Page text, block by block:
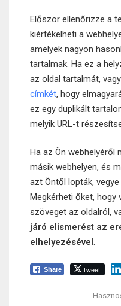
Először ellenőrizze a
kiértékelheti a
amelyek nagyon
tartalmak. Ha ez a
az oldal tartalmát,
címkét, hogy
ez egy duplikált
melyik URL-t
Ha az Ön
másik webhelyen, és
azt Öntől lopták,
Megkérheti őket, hogy
szöveget az oldalról,
járó elismerést az
elhelyezésével .
Share Tweet